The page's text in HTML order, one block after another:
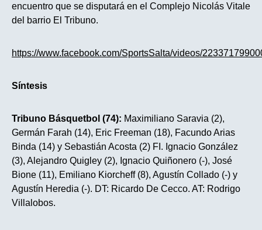
encuentro que se disputará en el Complejo Nicolás Vitale
del barrio El Tribuno.
https://www.facebook.com/SportsSalta/videos/
Síntesis
Tribuno Básquetbol (74): Maximiliano Saravia (2),
Germán Farah (14), Eric Freeman (18), Facundo Arias
Binda (14) y Sebastián Acosta (2) FI. Ignacio González
(3), Alejandro Quigley (2), Ignacio Quiñonero (-), José
Bione (11), Emiliano Kiorcheff (8), Agustín Collado (-) y
Agustín Heredia (-). DT: Ricardo De Cecco. AT: Rodrigo
Villalobos.